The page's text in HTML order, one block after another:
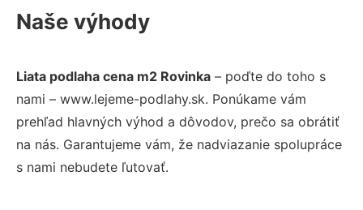
Naše výhody
Liata podlaha cena m2 Rovinka – poďte do toho s
nami – www.lejeme-podlahy.sk. Ponúkame vám
prehľad hlavných výhod a dôvodov, prečo sa obrátiť
na nás. Garantujeme vám, že nadviazanie spolupráce
s nami nebudete ľutovať.